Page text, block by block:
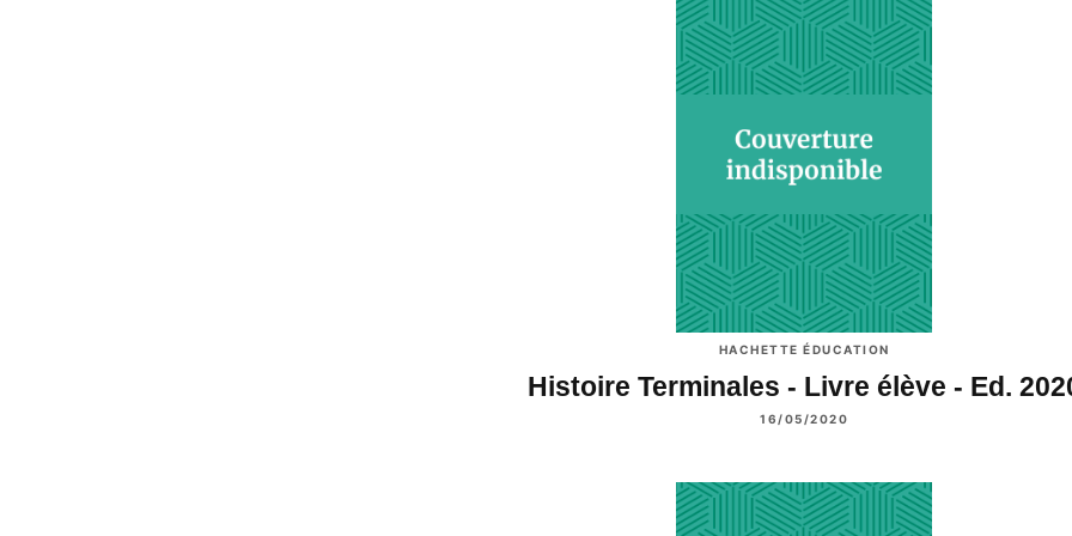
HACHETTE ÉDUCATION
Histoire Terminales - Livre élève - Ed.
16/05/2020